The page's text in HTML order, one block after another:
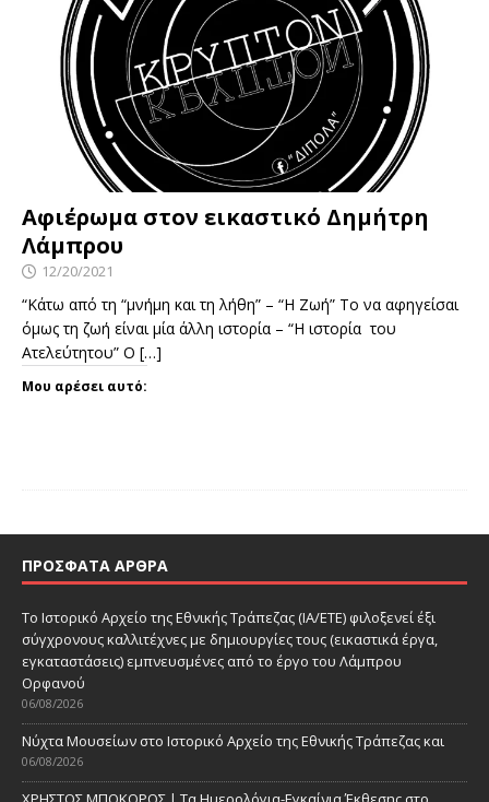
Αφιέρωμα στον εικαστικό Δημήτρη
Λάμπρου
12/20/2021
“Κάτω από τη “μνήμη και τη λήθη” – “Η Ζωή” Το να αφηγείσαι
όμως τη ζωή είναι μία άλλη ιστορία – “Η ιστορία του
Ατελεύτητου” Ο […]
Μου αρέσει αυτό:
ΠΡΌΣΦΑΤΑ ΆΡΘΡΑ
Το Ιστορικό Αρχείο της Εθνικής Τράπεζας (ΙΑ/ΕΤΕ) φιλοξενεί έξι
σύγχρονους καλλιτέχνες με δημιουργίες τους (εικαστικά έργα,
εγκαταστάσεις) εμπνευσμένες από το έργο του Λάμπρου
Ορφανού
06/08/2026
Νύχτα Μουσείων στο Ιστορικό Αρχείο της Εθνικής Τράπεζας και
06/08/2026